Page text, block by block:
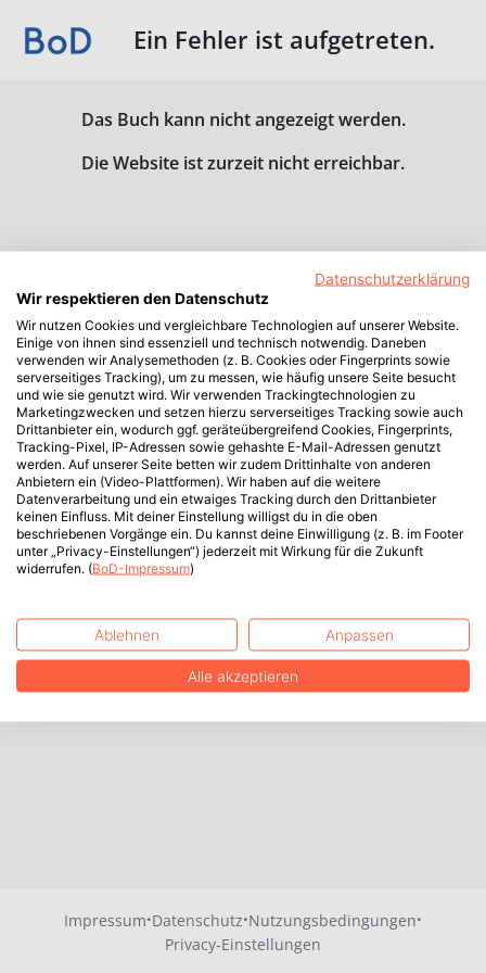
Ein Fehler ist aufgetreten.
Das Buch kann nicht angezeigt werden.
Die Website ist zurzeit nicht erreichbar.
Impressum·Datenschutz·Nutzungsbedingungen·
Privacy-Einstellungen
Datenschutzerklärung
Wir respektieren den Datenschutz
Wir nutzen Cookies und vergleichbare Technologien auf unserer Website.
Einige von ihnen sind essenziell und technisch notwendig. Daneben
verwenden wir Analysemethoden (z. B. Cookies oder Fingerprints sowie
serverseitiges Tracking), um zu messen, wie häufig unsere Seite besucht
und wie sie genutzt wird. Wir verwenden Trackingtechnologien zu
Marketingzwecken und setzen hierzu serverseitiges Tracking sowie auch
Drittanbieter ein, wodurch ggf. geräteübergreifend Cookies, Fingerprints,
Tracking-Pixel, IP-Adressen sowie gehashte E-Mail-Adressen genutzt
werden. Auf unserer Seite betten wir zudem Drittinhalte von anderen
Anbietern ein (Video-Plattformen). Wir haben auf die weitere
Datenverarbeitung und ein etwaiges Tracking durch den Drittanbieter
keinen Einfluss. Mit deiner Einstellung willigst du in die oben
beschriebenen Vorgänge ein. Du kannst deine Einwilligung (z. B. im Footer
unter „Privacy-Einstellungen“) jederzeit mit Wirkung für die Zukunft
widerrufen. (BoD-Impressum)
Ablehnen Anpassen
Alle akzeptieren